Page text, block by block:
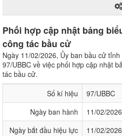
Phối hợp cập nhật bảng
công tác bầu cử
Ngày 11/02/2026, Ủy ban bầu cử
97/UBBC về việc phối hợp cập nhật
tác bầu cử.
Số kí hiệu
97/UBBC
Ngày ban hành
11/02/2026
Ngày bắt đầu hiệu lực
11/02/2026